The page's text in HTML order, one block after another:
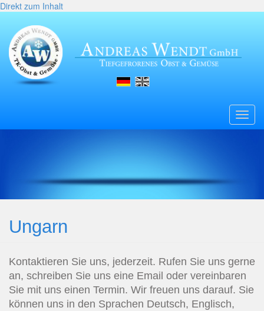
Direkt zum Inhalt
Ungarn
Kontaktieren Sie uns, jederzeit. Rufen Sie uns gerne
an, schreiben Sie uns eine Email oder vereinbaren
Sie mit uns einen Termin. Wir freuen uns darauf. Sie
können uns in den Sprachen Deutsch, Englisch,